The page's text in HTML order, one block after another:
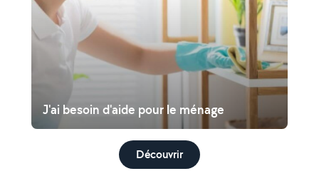
J'ai besoin d'aide pour le ménage
Découvrir